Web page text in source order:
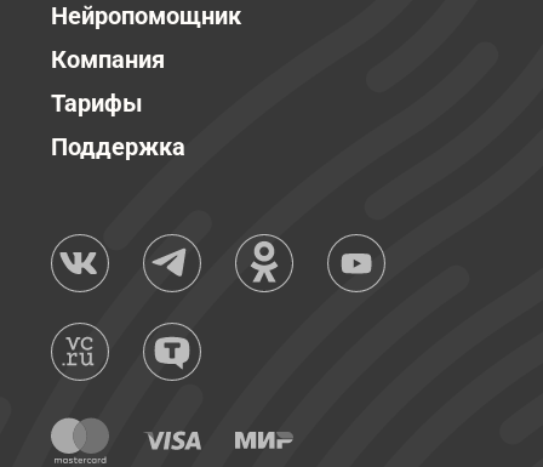
Нейропомощник
Компания
Тарифы
Поддержка